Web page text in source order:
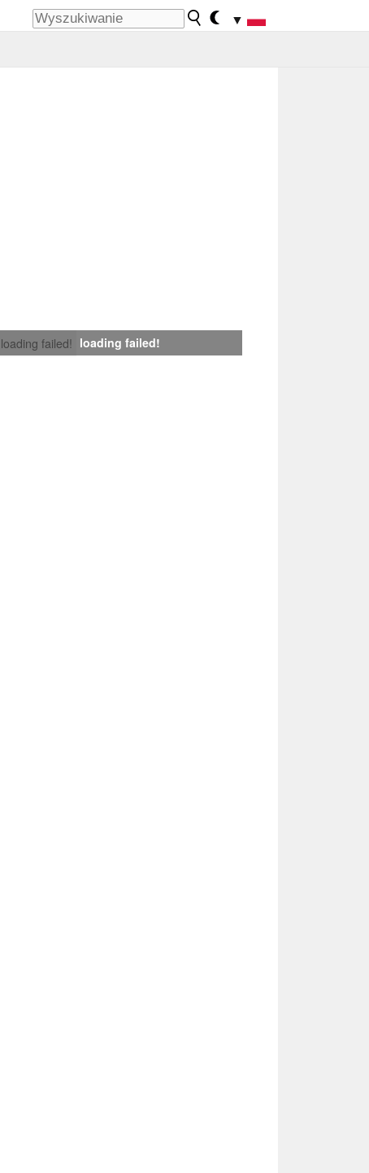
▼
loading failed! loading failed!